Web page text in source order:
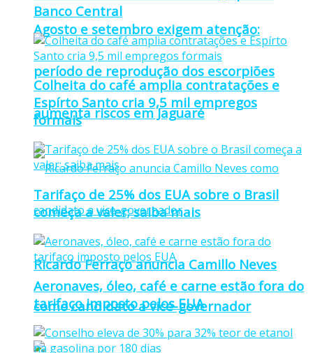
Agosto e setembro exigem atenção:
período de reprodução dos escorpiões
aumenta riscos em Jaguaré
Ricardo Ferraço anuncia Camillo Neves
como candidato a vice-governador
Banco Central
Colheita do café amplia contratações e
Espírto Santo cria 9,5 mil empregos
formais
Tarifaço de 25% dos EUA sobre o Brasil
começa a valer; saiba mais
Aeronaves, óleo, café e carne estão fora do
tarifaço imposto pelos EUA